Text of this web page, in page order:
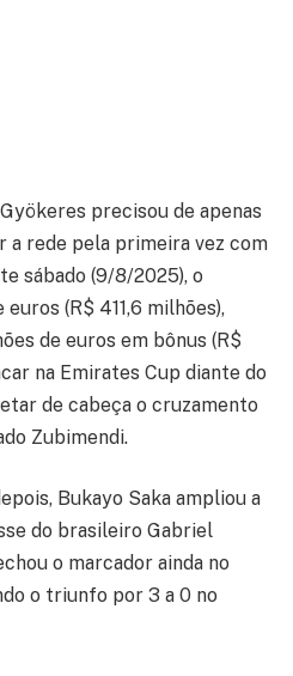
precisou de apenas
a rede pela primeira vez com
sábado (9/8/2025), o
(R$ 411,6 milhões),
de euros em bônus (R$
na Emirates Cup diante do
de cabeça o cruzamento
Zubimendi.
Bukayo Saka ampliou a
do brasileiro Gabriel
o marcador ainda no
o triunfo por 3 a 0 no